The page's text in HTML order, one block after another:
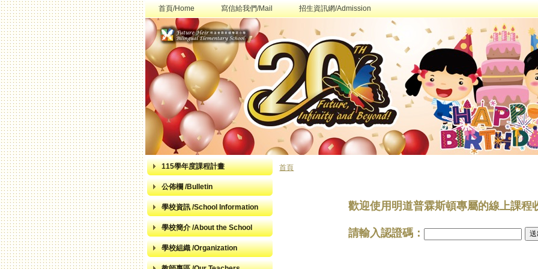
首頁/Home 寫信給我們/Mail 招生資訊網/Admission
115學年度課程計畫
公佈欄 /Bulletin
學校資訊 /School Information
學校簡介 /About the School
學校組織 /Organization
首頁
歡迎使用明道普霖斯頓專屬的線上課程
請輸入認證碼：